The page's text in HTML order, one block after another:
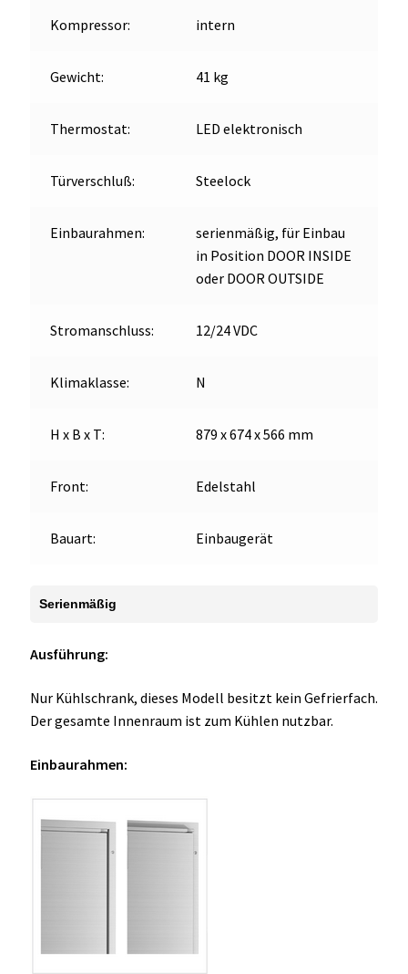
Kompressor: intern
Gewicht: 41 kg
Thermostat: LED elektronisch
Türverschluß: Steelock
Einbaurahmen:
serienmäßig, für Einbau
in Position DOOR INSIDE
oder DOOR OUTSIDE
Stromanschluss: 12/24 VDC
Klimaklasse: N
H x B x T: 879 x 674 x 566 mm
Front: Edelstahl
Bauart: Einbaugerät
Serienmäßig
Ausführung:
Nur Kühlschrank, dieses Modell besitzt kein Gefrierfach.
Der gesamte Innenraum ist zum Kühlen nutzbar.
Einbaurahmen: